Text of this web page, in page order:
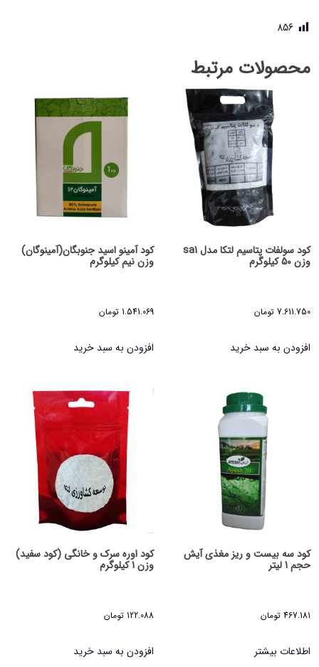
856
محصولات مرتبط
کود سولفات پتاسیم لتکا مدل sa1
وزن 50 کیلوگرم
7.611.750 تومان
افزودن به سبد خرید
کود آمینو اسید جنوبگان(آمینوگان)
وزن نیم کیلوگرم
1.541.069 تومان
افزودن به سبد خرید
کود سه بیست و ریز مغذی آیش
حجم 1 لیتر
467.181 تومان
اطلاعات بیشتر
کود اوره سرک و خانگی (کود سفید)
وزن 1 کیلوگرم
122.088 تومان
افزودن به سبد خرید